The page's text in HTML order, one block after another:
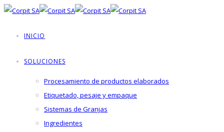
INICIO
SOLUCIONES
Procesamiento de productos elaborados
Etiquetado, pesaje y empaque
Sistemas de Granjas
Ingredientes